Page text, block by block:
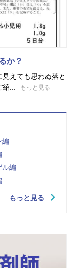
か？
えても思わぬ落と
...
もっと見る
編
ル編
もっと見る